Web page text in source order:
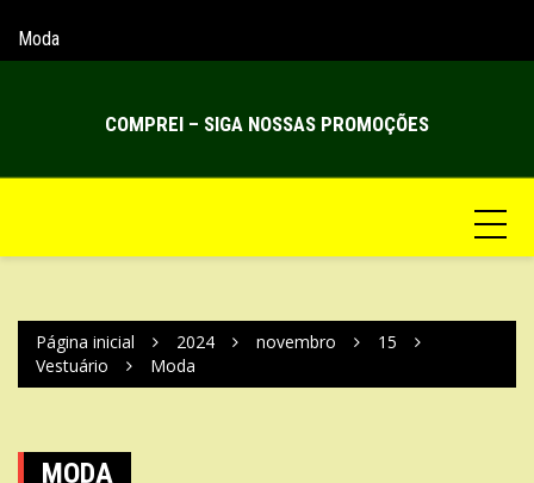
para
o
Moda
COMPREI – SIGA NOSSAS PROMOÇÕES
Página inicial 2024 novembro
15
Vestuário
Moda
MODA